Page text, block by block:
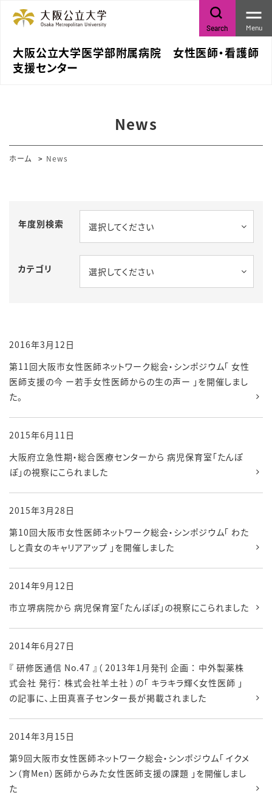
大阪公立大学医学部附属病院 女性医師・看護師
支援センター
Search Menu
News
ホーム News
年度別検索 選択してください
カテゴリ 選択してください
2016年3月12日
第11回大阪市女性医師ネットワーク総会・シンポジウム「 女性
医師支援の今 ー若手女性医師からの生の声ー 」を開催しまし
た。
2015年6月11日
大阪府立急性期・総合医療センターから 病児保育室「たんぽ
ぽ」の視察にこられました
2015年3月28日
第10回大阪市女性医師ネットワーク総会・シンポジウム「 わた
しと貴女のキャリアアップ 」を開催しました
2014年9月12日
市立堺病院から 病児保育室「たんぽぽ」の視察にこられました
2014年6月27日
『 研修医通信 No.47 』（ 2013年1月発刊 企画 ： 中外製薬株
式会社 発行： 株式会社羊土社 ）の「 キラキラ輝く女性医師 」
の記事に、上田真喜子センター長が掲載されました
2014年3月15日
第9回大阪市女性医師ネットワーク総会・シンポジウム「 イクメ
ン（育Men）医師からみた女性医師支援の課題 」を開催しまし
た